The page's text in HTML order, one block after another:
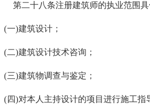
第二十八条注册建筑师的执业范围具
(一)建筑设计；
(二)建筑设计技术咨询；
(三)建筑物调查与鉴定；
(四)对本人主持设计的项目进行施工指